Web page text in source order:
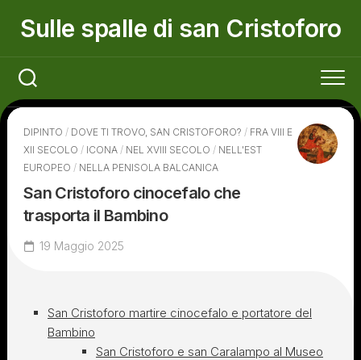
Sulle spalle di san Cristoforo
DIPINTO / DOVE TI TROVO, SAN CRISTOFORO? / FRA VIII E
XII SECOLO / ICONA / NEL XVIII SECOLO / NELL'EST
EUROPEO / NELLA PENISOLA BALCANICA
San Cristoforo cinocefalo che
trasporta il Bambino
19 Maggio 2025
San Cristoforo martire cinocefalo e portatore del
Bambino
San Cristoforo e san Caralampo al Museo